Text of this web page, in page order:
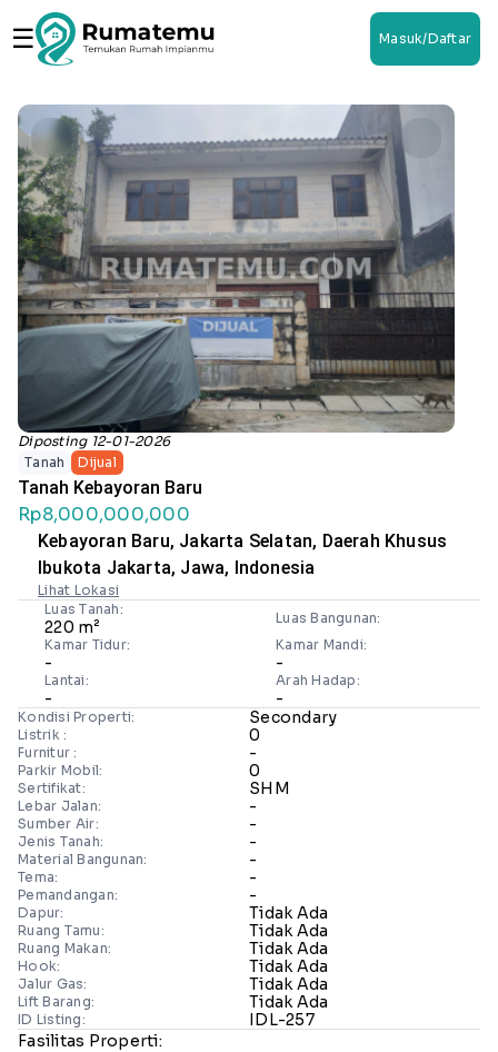
☰ Masuk/Daftar
Diposting 12-01-2026
Tanah
Dijual
Tanah Kebayoran Baru
Rp8,000,000,000
Kebayoran Baru, Jakarta Selatan, Daerah Khusus
Ibukota Jakarta, Jawa, Indonesia
Lihat Lokasi
Luas Tanah:
220 m²
Luas Bangunan:
Kamar Tidur:
-
Kamar Mandi:
-
Lantai:
-
Arah Hadap:
-
Kondisi Properti: Secondary
Listrik : 0
Furnitur : -
Parkir Mobil: 0
Sertifikat: SHM
Lebar Jalan: -
Sumber Air: -
Jenis Tanah: -
Material Bangunan: -
Tema: -
Pemandangan: -
Dapur: Tidak Ada
Ruang Tamu: Tidak Ada
Ruang Makan: Tidak Ada
Hook: Tidak Ada
Jalur Gas: Tidak Ada
Lift Barang: Tidak Ada
ID Listing:
IDL-257
Fasilitas Properti: